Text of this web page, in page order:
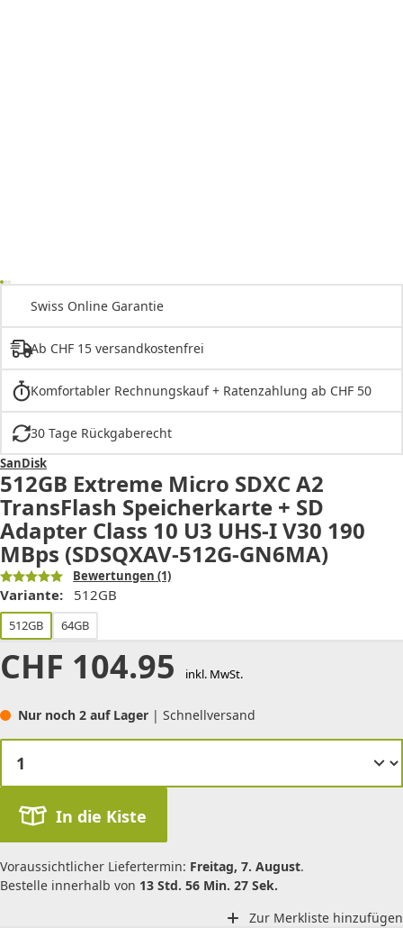
Swiss Online Garantie
Ab CHF 15 versandkostenfrei
Komfortabler Rechnungskauf + Ratenzahlung ab CHF 50
30 Tage Rückgaberecht
SanDisk
512GB Extreme Micro SDXC A2
TransFlash Speicherkarte + SD
Adapter Class 10 U3 UHS-I V30 190
MBps (SDSQXAV-512G-GN6MA)
Bewertungen (1)
Variante: 512GB
512GB 64GB
CHF 104.95 inkl. MwSt.
Nur noch 2 auf Lager | Schnellversand
In die Kiste
Voraussichtlicher Liefertermin: Freitag, 7. August.
Bestelle innerhalb von 13 Std. 56 Min. 27 Sek.
Zur Merkliste hinzufügen